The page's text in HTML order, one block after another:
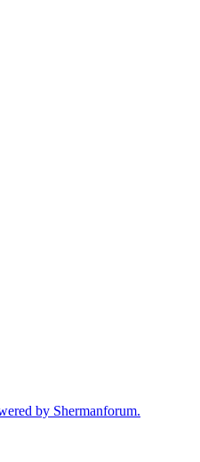
by Shermanforum.